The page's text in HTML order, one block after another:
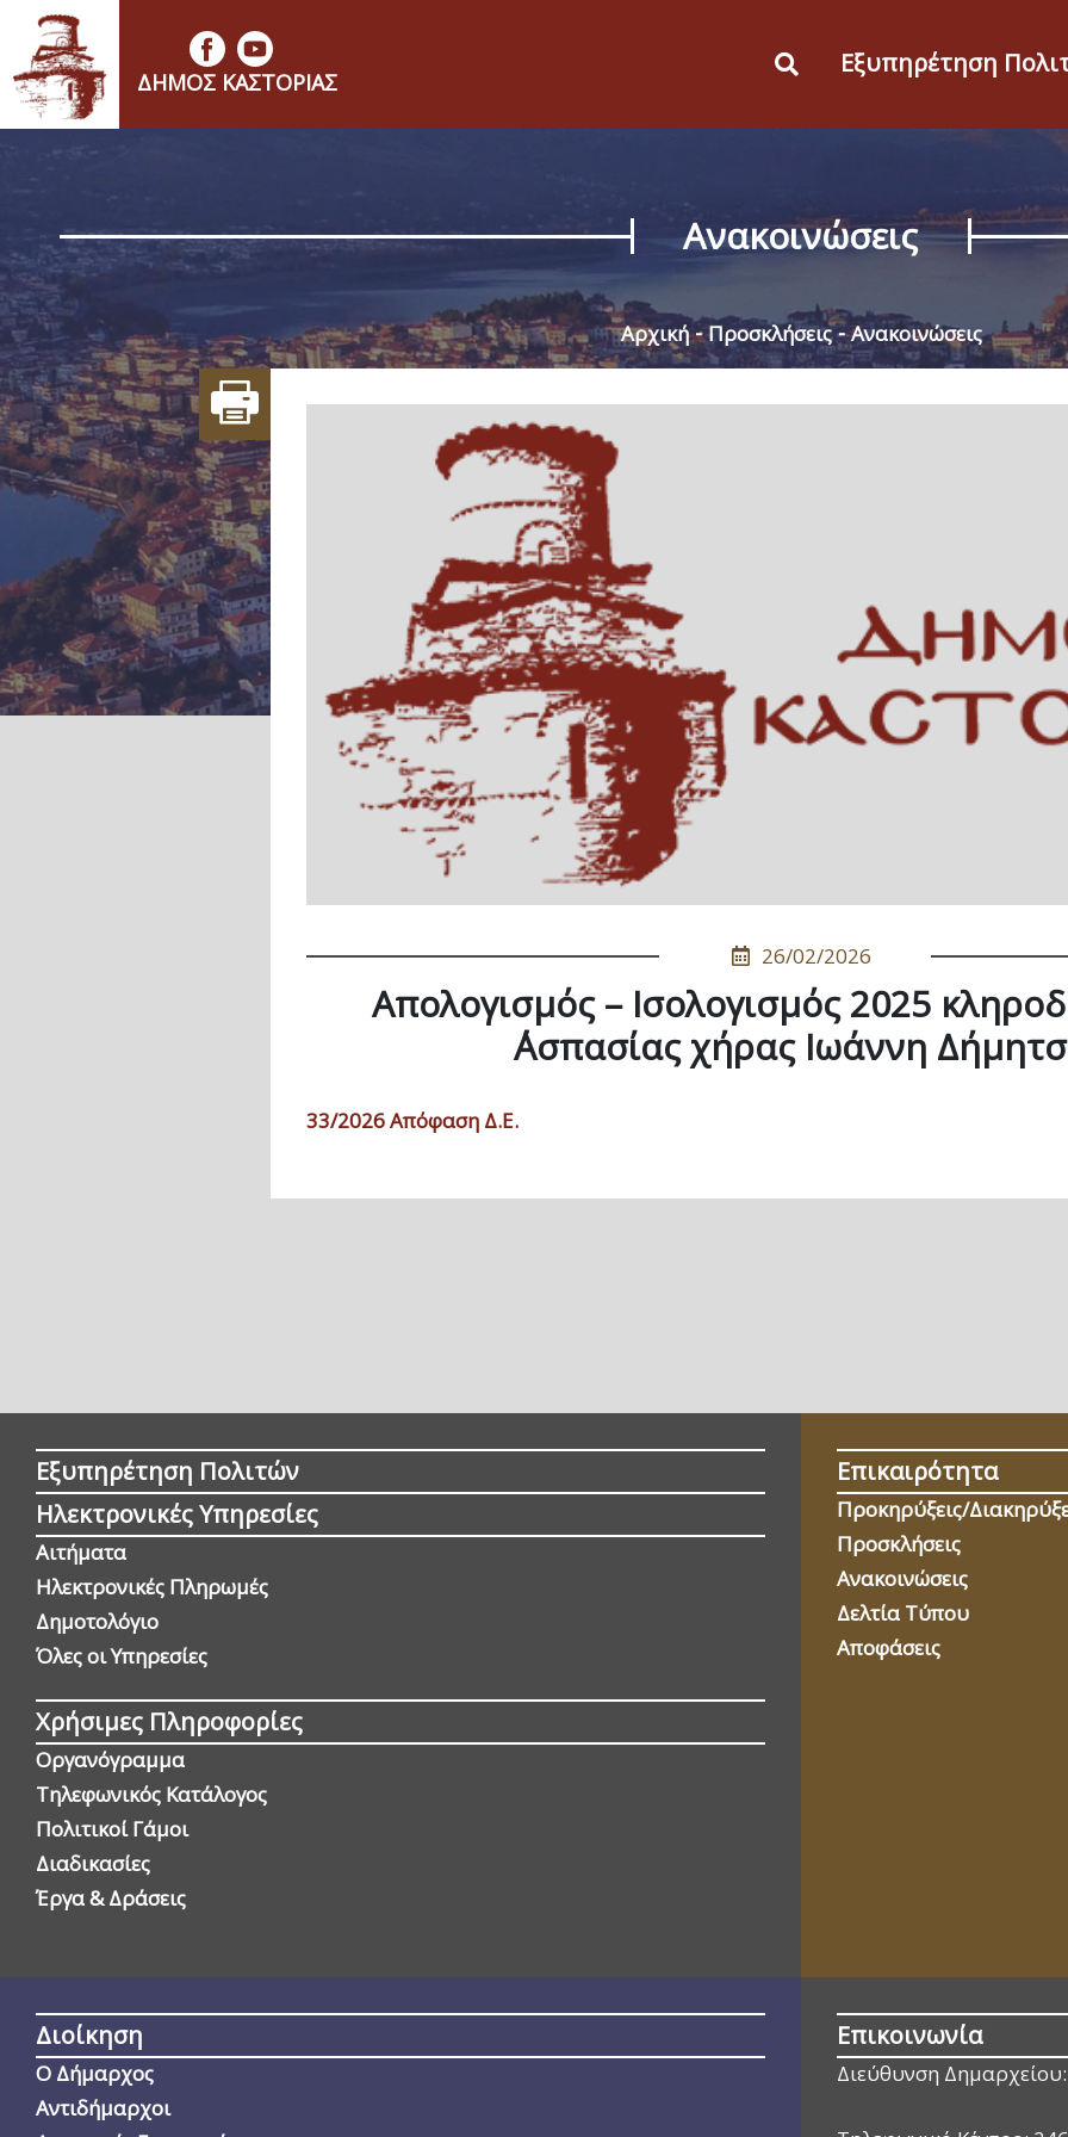
ΔΉΜΟΣ ΚΑΣΤΟΡΙΆΣ
Εξυπηρέτηση
Ανακοινώσεις
Αρχική Προσκλήσεις Ανακοινώσεις
26/02/2026
Απολογισμός – Ισολογισμός 2025
΄΄Ασπασίας χήρας Ιωάννη
33/2026 Απόφαση Δ.Ε.
Εξυπηρέτηση Πολιτών
Ηλεκτρονικές Υπηρεσίες
Αιτήματα
Ηλεκτρονικές Πληρωμές
Δημοτολόγιο
Όλες οι Yπηρεσίες
Χρήσιμες Πληροφορίες
Οργανόγραμμα
Τηλεφωνικός Κατάλογος
Πολιτικοί Γάμοι
Διαδικασίες
Έργα & Δράσεις
Επικαιρότητα
Προκηρύξεις/
Προσκλήσεις
Ανακοινώσεις
Δελτία Τύπου
Αποφάσεις
Διοίκηση
Ο Δήμαρχος
Αντιδήμαρχοι
Επικοινωνία
Διεύθυνση Δημαρχείου: